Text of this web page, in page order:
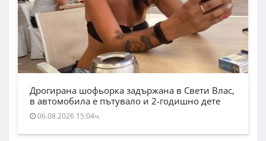
Дрогирана шофьорка задържана в Свети Влас,
в автомобила е пътувало и 2-годишно дете
06.08.2026 15:04ч.